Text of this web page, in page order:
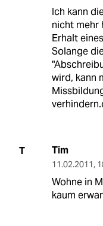
Ich kann
nicht mehr
Erhalt
Solange
wird, kann
T Tim
11.02.2011,
Wohne in
kaum